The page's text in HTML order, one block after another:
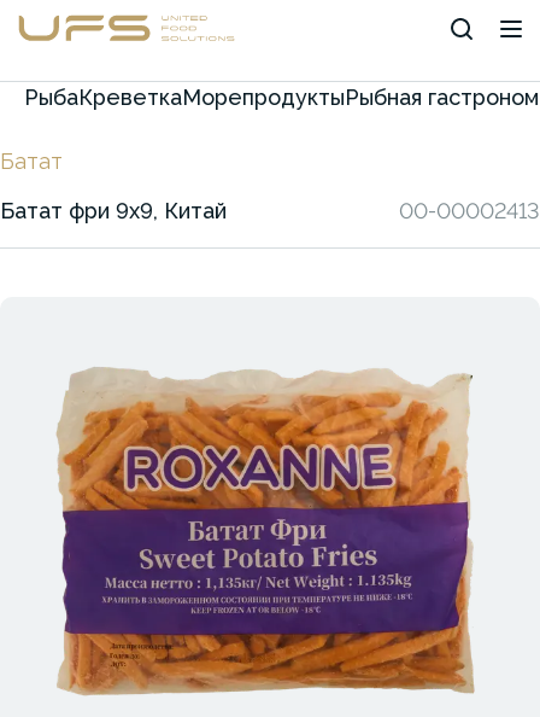
РыбаКреветкаМорепродуктыРыбная
Батат
Батат фри 9х9, Китай
00-00002413